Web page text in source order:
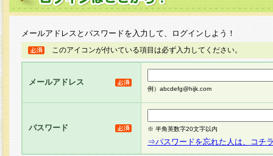
メールアドレスとパスワードを入力して、ログインしよう！
このアイコンが付いている項目は必ず入力してください。
メールアドレス
例）abcdefg@hijk.com
パスワード ※ 半角英数字20文字以内
⇒パスワードを忘れた人は、コチ